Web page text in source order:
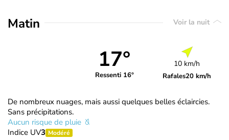
Matin Voir la nuit
17°
Ressenti 16°
10 km/h
Rafales20 km/h
De nombreux nuages, mais aussi quelques belles éclaircies.
Sans précipitations.
Aucun risque de pluie
Indice UV3 Modéré